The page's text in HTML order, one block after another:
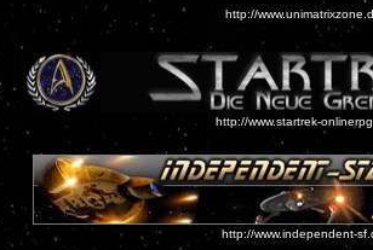
http://
http://www.startrek-
http://www.independent-